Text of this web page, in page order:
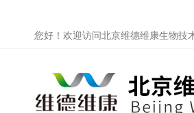
您好！欢迎访问北京维德维康生物技